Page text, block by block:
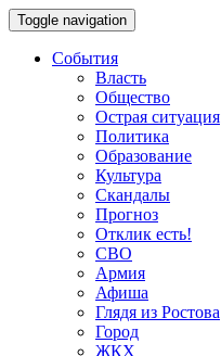
Toggle navigation
События
Власть
Общество
Острая ситуация
Политика
Образование
Культура
Скандалы
Прогноз
Отклик есть!
СВО
Армия
Афиша
Глядя из Ростова
Город
ЖКХ